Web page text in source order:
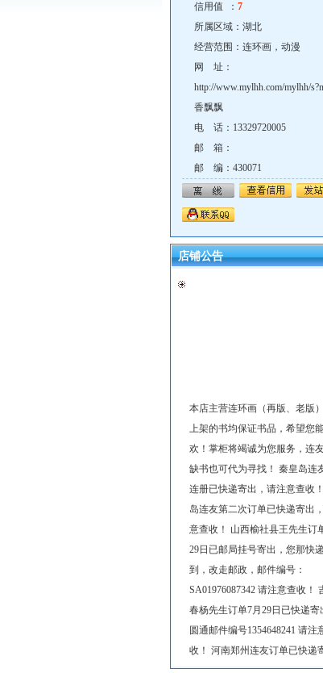
信用值 ： 7
所属区域：湖北
经营范围：连环画，动漫
网 址：
http://www.mylhh.com/mylhh/
香飘飘
电 话：13329720005
邮 箱：
邮 编：430071
店铺公告